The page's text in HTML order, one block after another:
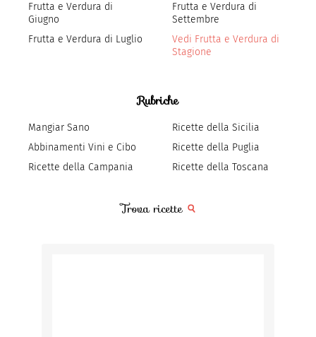
Frutta e Verdura di
Giugno
Frutta e Verdura di Luglio
Frutta e Verdura di
Settembre
Vedi Frutta e Verdura di
Stagione
Rubriche
Mangiar Sano
Abbinamenti Vini e Cibo
Ricette della Campania
Ricette della Sicilia
Ricette della Puglia
Ricette della Toscana
Trova ricette